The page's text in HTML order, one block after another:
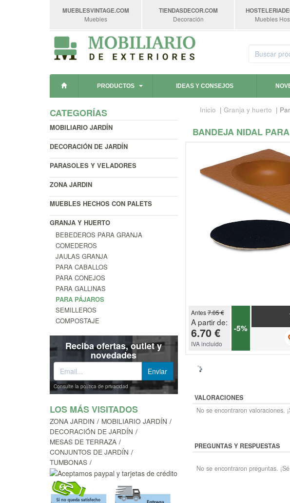
MUEBLESVINTAGE.COM
Muebles
TIENDASDECOR.COM
Decoración
Muebles
PRODUCTOS IDEAS Y CONSEJOS
CATEGORÍAS
MOBILIARIO JARDÍN
DECORACIÓN DE JARDÍN
PARASOLES Y VELADORES
ZONA JARDIN
MUEBLES HECHOS CON PALETS
GRANJA Y HUERTO
BEBEDEROS PARA GRANJA
COMEDEROS
JAULAS GRANJA
PARA CABALLOS
PARA CONEJOS
PARA GALLINAS
PARA PÁJAROS
SEMILLEROS
COMPOSTAJE
Reciba ofertas, outlet y
novedades
Consulte la política de privacidad
LOS MÁS VISITADOS
ZONA JARDIN
MOBILIARIO JARDÍN
DECORACIÓN DE JARDÍN
MESAS DE TERRAZA
CONJUNTOS DE JARDÍN
TUMBONAS
Inicio | Granja y huerto |
BANDEJA NIDAL
Antes7.05 €
A partir de:
6.70 €
IVA incluido
-5%
VALORACIONES
No se encontraron valoraciones.
PREGUNTAS Y RESPUESTAS
No se encontraron preguntas.